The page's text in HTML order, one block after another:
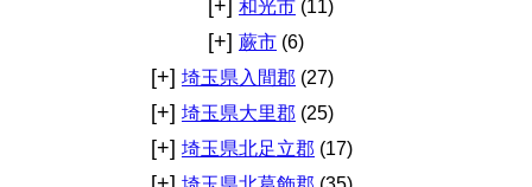
[+] 和光市 (11)
[+] 蕨市 (6)
[+] 埼玉県入間郡 (27)
[+] 埼玉県大里郡 (25)
[+] 埼玉県北足立郡 (17)